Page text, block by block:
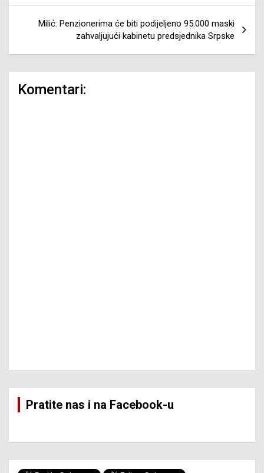
Milić: Penzionerima će biti podijeljeno 95.000 maski
zahvaljujući kabinetu predsjednika Srpske
Komentari:
Pratite nas i na Facebook-u